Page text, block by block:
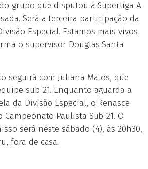
grupo que disputou a Superliga A
Será a terceira participação da
Especial. Estamos mais vivos
o supervisor Douglas Santa
seguirá com Juliana Matos, que
sub-21. Enquanto aguarda a
da Divisão Especial, o Renasce
Paulista Sub-21. O
será neste sábado (4), às 20h30,
fora de casa.